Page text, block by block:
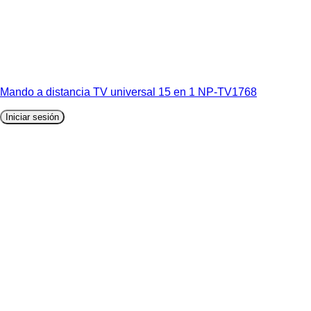
Mando a distancia TV universal 15 en 1 NP-TV1768
Iniciar sesión